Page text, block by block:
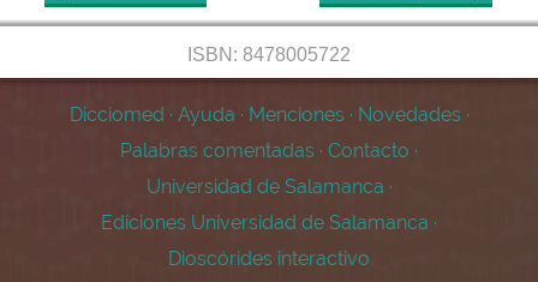
ISBN: 8478005722
Dicciomed · Ayuda · Menciones · Novedades ·
Palabras comentadas · Contacto ·
Universidad de Salamanca ·
Ediciones Universidad de Salamanca ·
Dioscórides interactivo